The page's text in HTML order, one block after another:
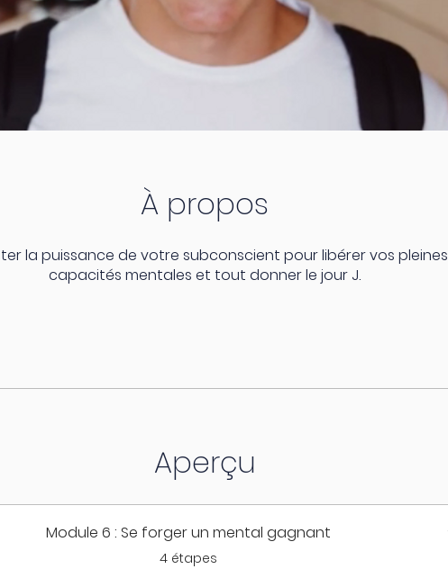
À propos
la puissance de votre subconscient pour libérer vos pleines
capacités mentales et tout donner le jour J.
Aperçu
Module 6 : Se forger un mental gagnant
.
4 étapes